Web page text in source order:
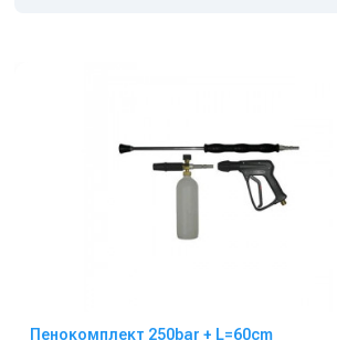
Пенокомплект 250bar + L=60cm